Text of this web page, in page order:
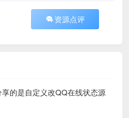
资源点评
的是自定义改QQ在线状态源